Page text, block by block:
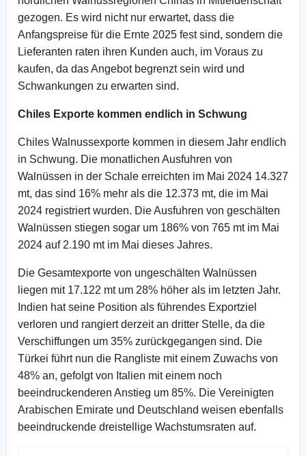
gezogen. Es wird nicht nur erwartet, dass die
Anfangspreise für die Ernte 2025 fest sind, sondern die
Lieferanten raten ihren Kunden auch, im Voraus zu
kaufen, da das Angebot begrenzt sein wird und
Schwankungen zu erwarten sind.
Chiles Exporte kommen endlich in Schwung
Chiles Walnussexporte kommen in diesem Jahr endlich
in Schwung. Die monatlichen Ausfuhren von
Walnüssen in der Schale erreichten im Mai 2024 14.327
mt, das sind 16% mehr als die 12.373 mt, die im Mai
2024 registriert wurden. Die Ausfuhren von geschälten
Walnüssen stiegen sogar um 186% von 765 mt im Mai
2024 auf 2.190 mt im Mai dieses Jahres.
Die Gesamtexporte von ungeschälten Walnüssen
liegen mit 17.122 mt um 28% höher als im letzten Jahr.
Indien hat seine Position als führendes Exportziel
verloren und rangiert derzeit an dritter Stelle, da die
Verschiffungen um 35% zurückgegangen sind. Die
Türkei führt nun die Rangliste mit einem Zuwachs von
48% an, gefolgt von Italien mit einem noch
beeindruckenderen Anstieg um 85%. Die Vereinigten
Arabischen Emirate und Deutschland weisen ebenfalls
beeindruckende dreistellige Wachstumsraten auf.